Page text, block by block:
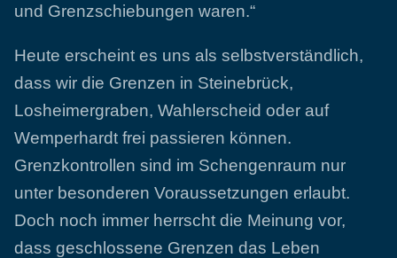
und Grenzschiebungen waren.“
Heute erscheint es uns als selbstverständlich,
dass wir die Grenzen in Steinebrück,
Losheimergraben, Wahlerscheid oder auf
Wemperhardt frei passieren können.
Grenzkontrollen sind im Schengenraum nur
unter besonderen Voraussetzungen erlaubt.
Doch noch immer herrscht die Meinung vor,
dass geschlossene Grenzen das Leben